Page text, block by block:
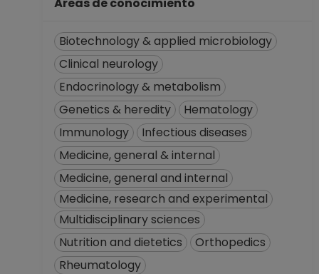
Biotechnology & applied microbiology
Clinical neurology
Endocrinology & metabolism
Genetics & heredity
Hematology
Immunology
Infectious diseases
Medicine, general & internal
Medicine, general and internal
Medicine, research and experimental
Multidisciplinary sciences
Nutrition and dietetics
Orthopedics
Rheumatology